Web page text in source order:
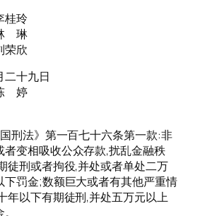
玲
琳
欣
二十九日
婷
刑法》第一百七十六条第一款:非
者变相吸收公众存款,扰乱金融秩
徒刑或者拘役,并处或者单处二万
下罚金;数额巨大或者有其他严重情
年以下有期徒刑,并处五万元以上